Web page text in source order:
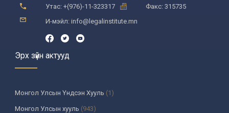
Утас: +(976)-11-323317
Факс: 315735
И-мэйл: info@legalinstitute.mn
Эрх зүйн актууд
Монгол Улсын Үндсэн Хууль (1)
Монгол Улсын хууль (943)